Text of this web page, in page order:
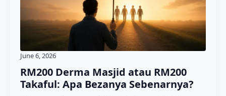
RM200 Derma Masjid atau RM200
Takaful: Apa Bezanya Sebenarnya?
June 6, 2026